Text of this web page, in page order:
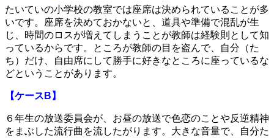
たいていの小学校の教室では座席は決められていることが多
いです。座席を決めておかないと、道具や準備で混乱が生
じ、時間のロスが増えてしまうことが教師は経験則として知
っているからです。ところが教師の目を盗んで、自分（た
ち）だけ、自由席にして勝手に好きなところに座っているな
どということがあります。
【ケースB】
６年生の放送委員会が、お昼の放送で色恋のことや反逆精神
をまぶした流行曲を流したがります。大きな音量で、自分た